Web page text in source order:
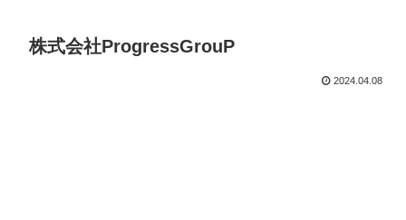
株式会社ProgressGrouP
2024.04.08